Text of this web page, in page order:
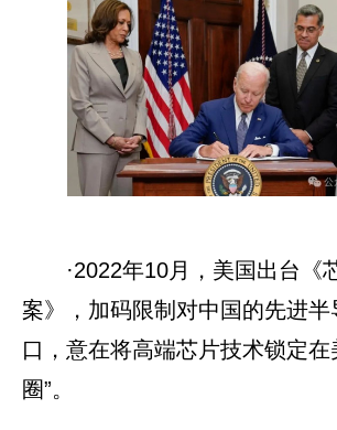
·2022年10月，美国出台《
案》，加码限制对中国的先进半
口，意在将高端芯片技术锁定在
圈”。